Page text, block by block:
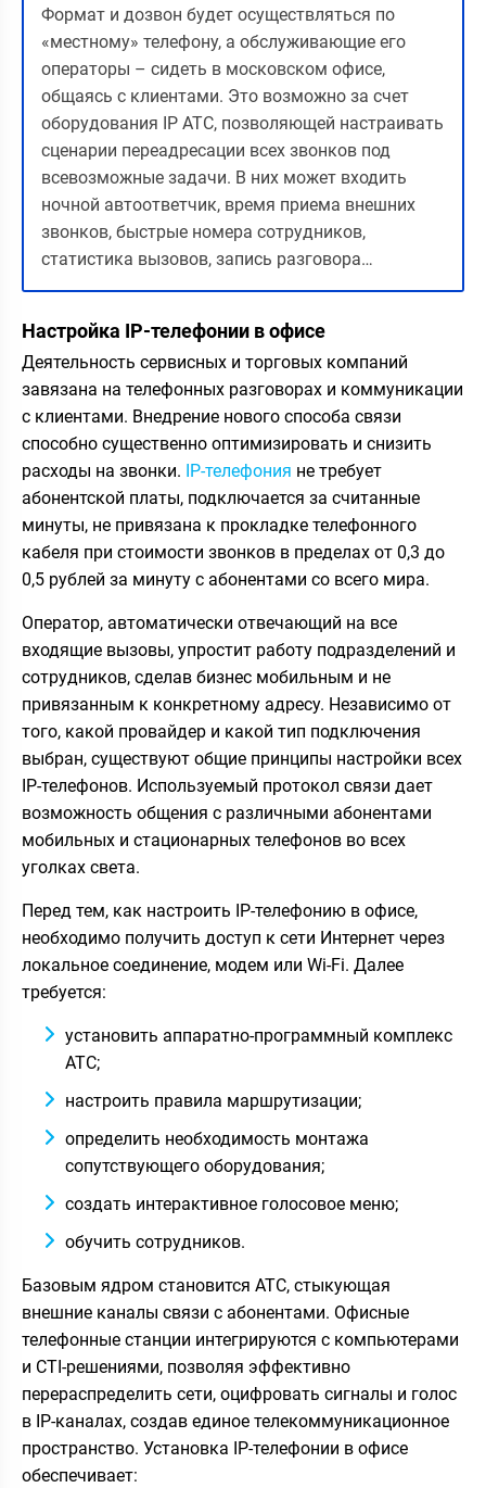
Формат и дозвон будет осуществляться по
«местному» телефону, а обслуживающие его
операторы – сидеть в московском офисе,
общаясь с клиентами. Это возможно за счет
оборудования IP АТС, позволяющей настраивать
сценарии переадресации всех звонков под
всевозможные задачи. В них может входить
ночной автоответчик, время приема внешних
звонков, быстрые номера сотрудников,
статистика вызовов, запись разговора…
Настройка IP-телефонии в офисе
Деятельность сервисных и торговых компаний
завязана на телефонных разговорах и коммуникации
с клиентами. Внедрение нового способа связи
способно существенно оптимизировать и снизить
расходы на звонки. IP-телефония не требует
абонентской платы, подключается за считанные
минуты, не привязана к прокладке телефонного
кабеля при стоимости звонков в пределах от 0,3 до
0,5 рублей за минуту с абонентами со всего мира.
Оператор, автоматически отвечающий на все
входящие вызовы, упростит работу подразделений и
сотрудников, сделав бизнес мобильным и не
привязанным к конкретному адресу. Независимо от
того, какой провайдер и какой тип подключения
выбран, существуют общие принципы настройки всех
IP-телефонов. Используемый протокол связи дает
возможность общения с различными абонентами
мобильных и стационарных телефонов во всех
уголках света.
Перед тем, как настроить IP-телефонию в офисе,
необходимо получить доступ к сети Интернет через
локальное соединение, модем или Wi-Fi. Далее
требуется:
установить аппаратно-программный комплекс
АТС;
настроить правила маршрутизации;
определить необходимость монтажа
сопутствующего оборудования;
создать интерактивное голосовое меню;
обучить сотрудников.
Базовым ядром становится АТС, стыкующая
внешние каналы связи с абонентами. Офисные
телефонные станции интегрируются с компьютерами
и СTI-решениями, позволяя эффективно
перераспределить сети, оцифровать сигналы и голос
в IP-каналах, создав единое телекоммуникационное
пространство. Установка IP-телефонии в офисе
обеспечивает: